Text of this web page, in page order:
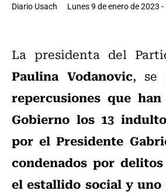
Diario Usach Lunes 9 de enero de 2023
La presidenta del
Paulina Vodanovic, se
repercusiones que
Gobierno los 13
por el Presidente
condenados por
el estallido social y